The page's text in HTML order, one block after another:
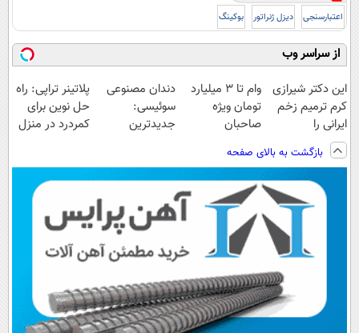
اعتبارسنجی دیزل ژنراتور بوکینگ
از سراسر وب
این دکتر شیرازی
کرم ترمیم زخم
ایرانی را
ساخت!!!
وام تا ۳ میلیارد
تومان ویژه
صاحبان
آنلاین و حضوری
دندان مصنوعی
سوئیسی:
جدیدترین
پرداخت قسطی
پلاتینر تراپی: راه
حل نوین برای
کمردرد در منزل
بازگشت به بالای صفحه